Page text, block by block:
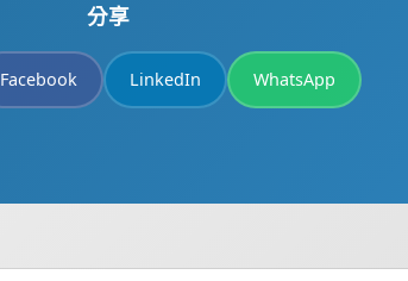
分享
Facebook LinkedIn WhatsApp